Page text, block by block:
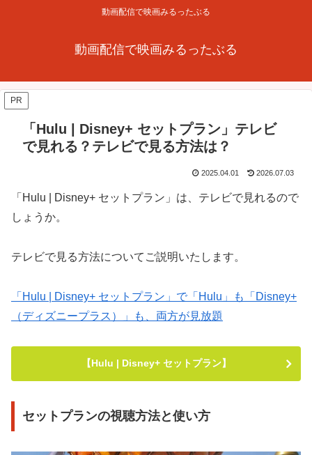
動画配信で映画みるったぶる
動画配信で映画みるったぶる
PR
「Hulu | Disney+ セットプラン」テレビ
で見れる？テレビで見る方法は？
2025.04.01 2026.07.03
「Hulu | Disney+ セットプラン」は、テレビで見れるので
しょうか。
テレビで見る方法についてご説明いたします。
「Hulu | Disney+ セットプラン」で「Hulu」も「Disney+
（ディズニープラス）」も、両方が見放題
【Hulu | Disney+ セットプラン】
セットプランの視聴方法と使い方